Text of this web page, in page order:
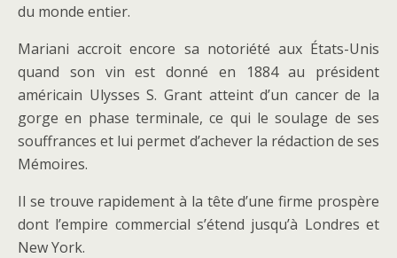
du monde entier.
Mariani accroit encore sa notoriété aux États-Unis
quand son vin est donné en 1884 au président
américain Ulysses S. Grant atteint d’un cancer de la
gorge en phase terminale, ce qui le soulage de ses
souffrances et lui permet d’achever la rédaction de ses
Mémoires.
Il se trouve rapidement à la tête d’une firme prospère
dont l’empire commercial s’étend jusqu’à Londres et
New York.